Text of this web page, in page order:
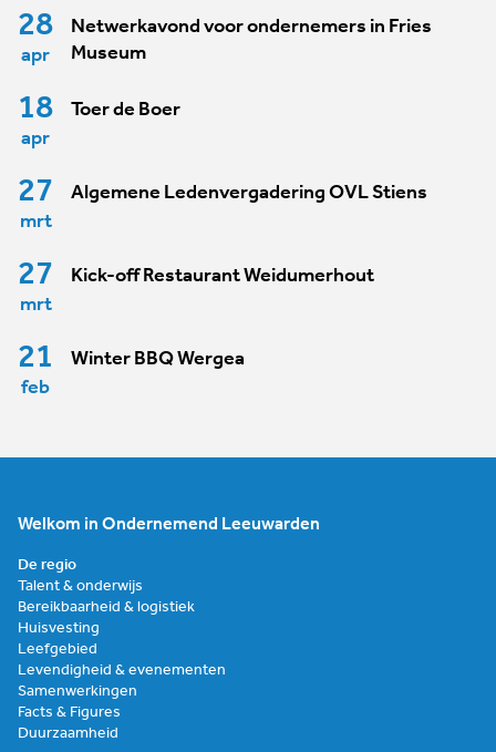
28
apr
Netwerkavond voor ondernemers in Fries
Museum
18
apr
Toer de Boer
27
mrt
Algemene Ledenvergadering OVL Stiens
27
mrt
Kick-off Restaurant Weidumerhout
21
feb
Winter BBQ Wergea
Welkom in Ondernemend Leeuwarden
De regio
Talent & onderwijs
Bereikbaarheid & logistiek
Huisvesting
Leefgebied
Levendigheid & evenementen
Samenwerkingen
Facts & Figures
Duurzaamheid